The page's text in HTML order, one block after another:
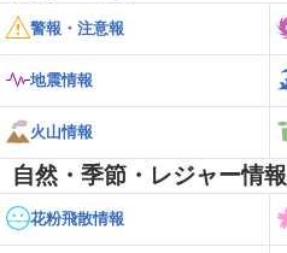
警報・注意報
地震情報
火山情報
自然・季節・レジャー情報
花粉飛散情報